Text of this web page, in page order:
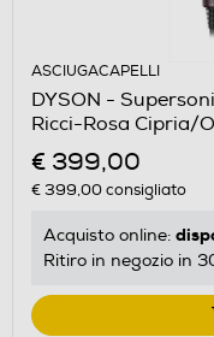
ASCIUGACAPELLI
DYSON -
Ricci-Rosa Cipria/
€ 399,00
€ 399,00consigliato
Acquisto online:
Ritiro in negozio in